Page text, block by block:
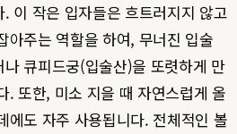
이 작은 입자들은 흐트러지지 않고
아주는 역할을 하여, 무너진 입술
큐피드궁(입술산)을 또렷하게 만
. 또한, 미소 지을 때 자연스럽게 올
에도 자주 사용됩니다. 전체적인 볼